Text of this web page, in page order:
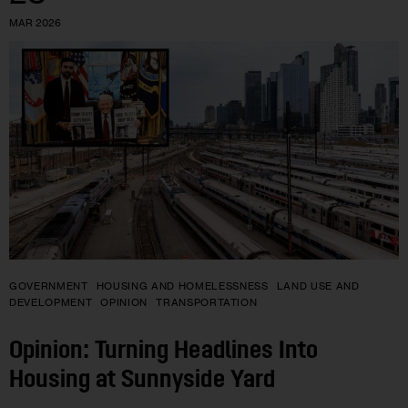
MAR 2026
GOVERNMENT HOUSING AND HOMELESSNESS
LAND USE AND
DEVELOPMENT
OPINION TRANSPORTATION
Opinion: Turning Headlines Into
Housing at Sunnyside Yard